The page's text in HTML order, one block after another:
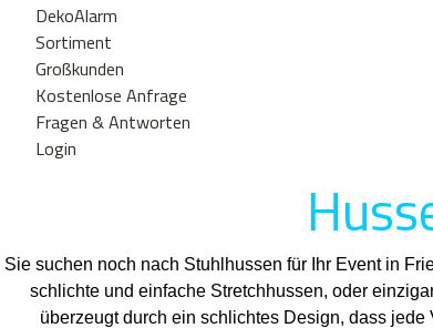
DekoAlarm
Sortiment
Großkunden
Kostenlose Anfrage
Fragen & Antworten
Login
Sie suchen noch nach Stuhlhussen für Ihr Event in
schlichte und einfache Stretchhussen, oder
überzeugt durch ein schlichtes Design, dass